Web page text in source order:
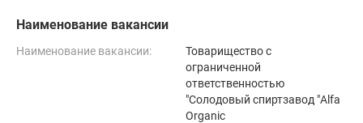
Наименование вакансии
Наименование вакансии:
Товарищество с
ограниченной
ответственностью
"Солодовый спиртзавод "Alfa
Organic